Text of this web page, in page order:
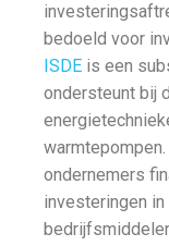
bedoeld voor
ISDE is een
ondersteunt bij
warmtepompen.
ondernemers
investeringen